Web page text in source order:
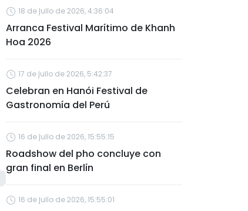
18 de julio de 2026, 4:36:04
Arranca Festival Marítimo de Khanh
Hoa 2026
17 de julio de 2026, 5:42:37
Celebran en Hanói Festival de
Gastronomía del Perú
16 de julio de 2026, 15:55:15
Roadshow del pho concluye con
gran final en Berlín
16 de julio de 2026, 15:55:01